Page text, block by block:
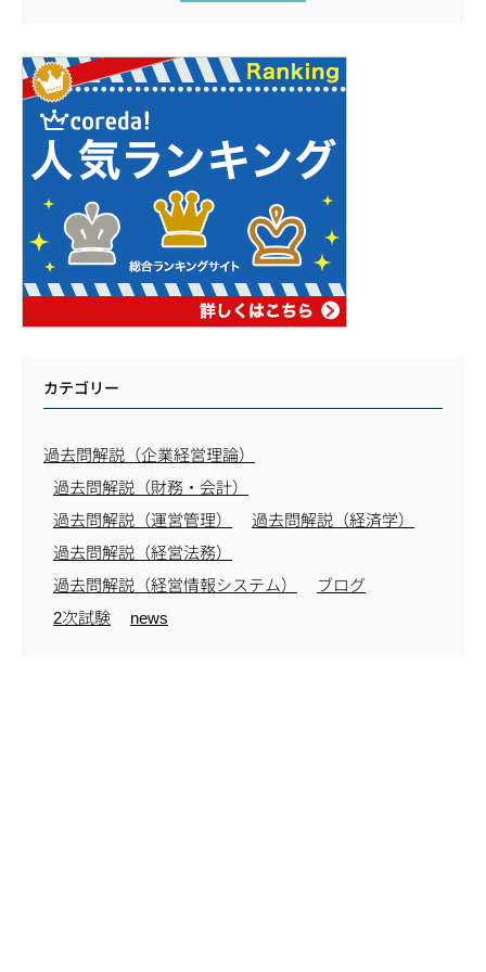
カテゴリー
過去問解説（企業経営理論）
過去問解説（財務・会計）
過去問解説（運営管理）
過去問解説（経済学）
過去問解説（経営法務）
過去問解説（経営情報システム）
ブログ
2次試験
news